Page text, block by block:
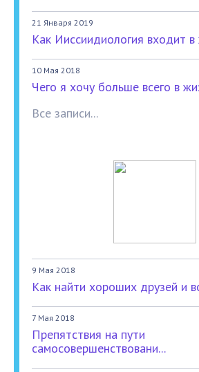
21 Января 2019
Как Ииссиидиология входит в
10 Мая 2018
Чего я хочу больше всего в
Все записи...
9 Мая 2018
Как найти хороших друзей и
7 Мая 2018
Препятствия на пути
самосовершенствовани...